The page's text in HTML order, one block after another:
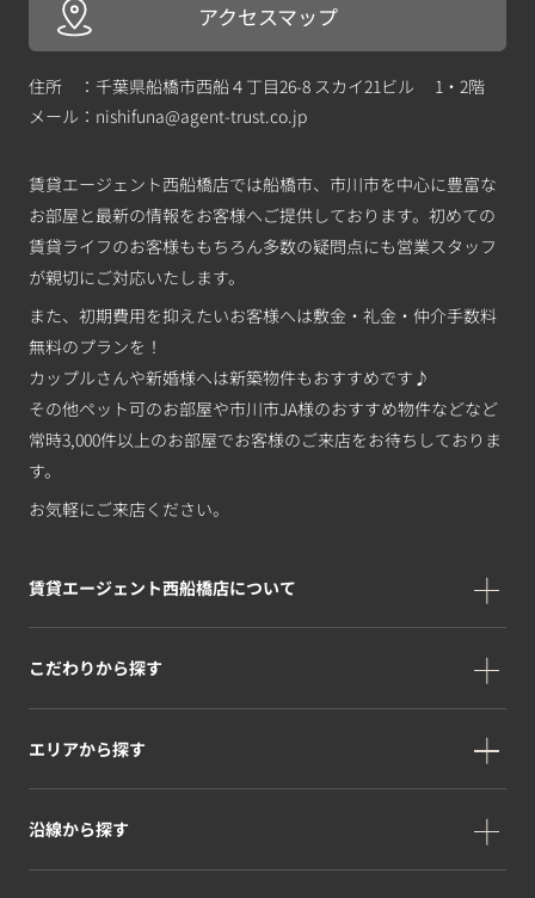
アクセスマップ
住所 ：千葉県船橋市西船４丁目26-8 スカイ21ビル 1・2階
メール： nishifuna@agent-trust.co.jp
賃貸エージェント西船橋店では船橋市、市川市を中心に豊富な
お部屋と最新の情報をお客様へご提供しております。初めての
賃貸ライフのお客様ももちろん多数の疑問点にも営業スタッフ
が親切にご対応いたします。
また、初期費用を抑えたいお客様へは敷金・礼金・仲介手数料
無料のプランを！
カップルさんや新婚様へは新築物件もおすすめです♪
その他ペット可のお部屋や市川市JA様のおすすめ物件などなど
常時3,000件以上のお部屋でお客様のご来店をお待ちしておりま
す。
お気軽にご来店ください。
賃貸エージェント西船橋店について
こだわりから探す
エリアから探す
沿線から探す